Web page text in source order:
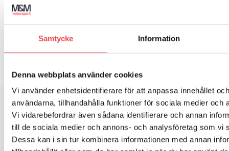
Samtycke Information
Denna webbplats använder cookies
Vi använder enhetsidentifierare för att anpassa innehållet
användarna, tillhandahålla funktioner för sociala medier och
Vi vidarebefordrar även sådana identifierare och annan
till de sociala medier och annons- och analysföretag som vi
Dessa kan i sin tur kombinera informationen med annan
Add to wishlist
Art.nr: PF17-200
Add to wishlist
kr
SÖK DIREKT PÅ SAJTEN
Sök
efter: